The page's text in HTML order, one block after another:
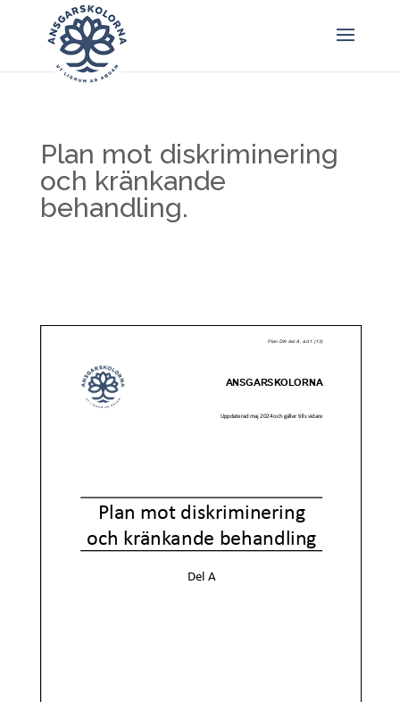
Plan mot diskriminering
och kränkande
behandling.